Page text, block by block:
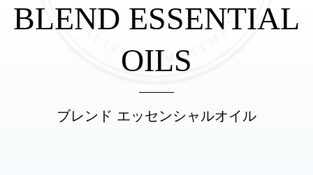
BLEND ESSENTIAL
OILS
ブレンド エッセンシャルオイル